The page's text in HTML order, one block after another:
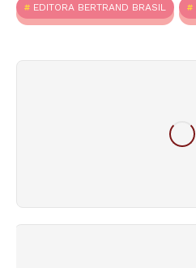
EDITORA BERTRAND BRASIL